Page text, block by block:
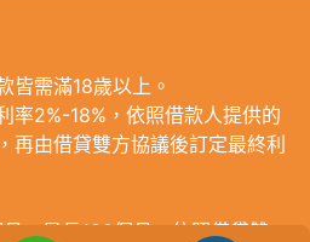
皆需滿18歲以上。
率2%-18%，依照借款人提供的
再由借貸雙方協議後訂定最終利
，最長180個月，依照借貸雙